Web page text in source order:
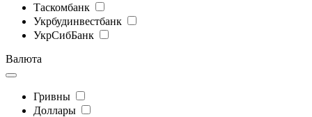
Таскомбанк
Укрбудинвестбанк
УкрСибБанк
Валюта
Гривны
Доллары